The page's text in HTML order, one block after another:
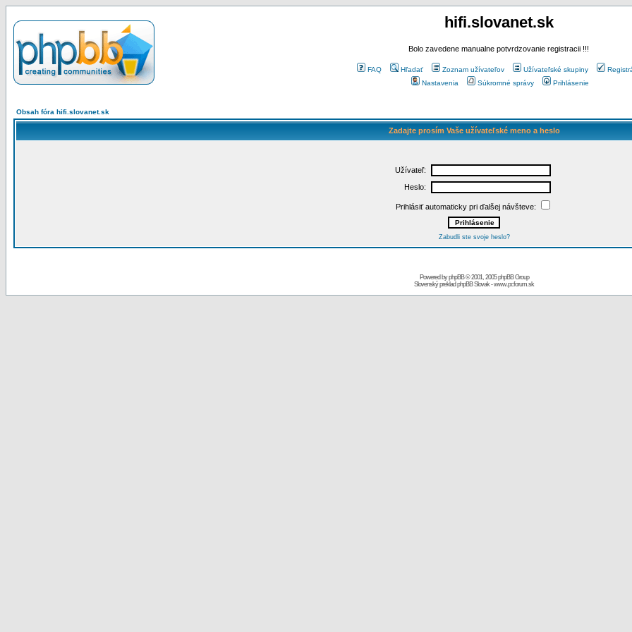
hifi.slovanet.sk
Bolo zavedene manualne potvrdzovanie registracii !!!
FAQ Hľadať Zoznam užívateľov Užívateľské skupiny
Nastavenia
Súkromné správy Prihlásenie
Obsah fóra hifi.slovanet.sk
Zadajte prosím Vaše užívateľské meno a heslo
Užívateľ:
Heslo:
Prihlásiť automaticky pri ďalšej návšteve:
Zabudli ste svoje heslo?
Powered byphpBB© 2001, 2005 phpBB Group
Slovenský preklad phpBB Slovak-www.pcforum.sk